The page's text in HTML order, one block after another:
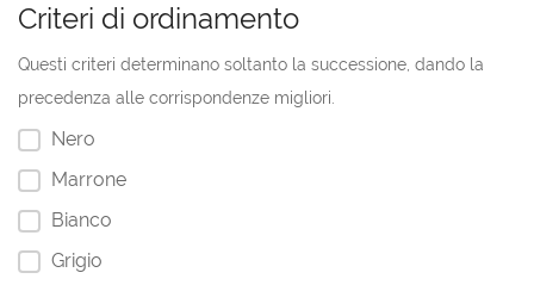
Criteri di ordinamento
Questi criteri determinano soltanto la successione, dando la
precedenza alle corrispondenze migliori.
Nero
Marrone
Bianco
Grigio